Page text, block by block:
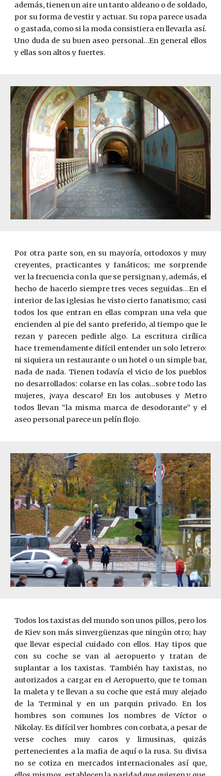
además, tienen un aire un tanto aldeano o de soldado,
por su forma de vestir y actuar. Su ropa parece usada
o gastada, como si la moda consistiera en llevarla así.
Uno duda de su buen aseo personal…En general ellos
y ellas son altos y fuertes.
Por otra parte son, en su mayoría, ortodoxos y muy
creyentes, practicantes y fanáticos; me sorprende
ver la frecuencia con la que se persignan y, además, el
hecho de hacerlo siempre tres veces seguidas...En el
interior de las iglesias he visto cierto fanatismo; casi
todos los que entran en ellas compran una vela que
encienden al pie del santo preferido, al tiempo que le
rezan y parecen pedirle algo. La escritura cirílica
hace tremendamente difícil entender un solo letrero:
ni siquiera un restaurante o un hotel o un simple bar,
nada de nada. Tienen todavía el vicio de los pueblos
no desarrollados: colarse en las colas…sobre todo las
mujeres, ¡vaya descaro! En los autobuses y Metro
todos llevan “la misma marca de desodorante” y el
aseo personal parece un pelín flojo.
Todos los taxistas del mundo son unos pillos, pero los
de Kiev son más sinvergüenzas que ningún otro; hay
que llevar especial cuidado con ellos. Hay tipos que
con su coche se van al aeropuerto y tratan de
suplantar a los taxistas. También hay taxistas, no
autorizados a cargar en el Aeropuerto, que te toman
la maleta y te llevan a su coche que está muy alejado
de la Terminal y en un parquin privado. En los
hombres son comunes los nombres de Víctor o
Nikolay. Es difícil ver hombres con corbata, a pesar de
verse coches muy caros y limusinas, quizás
pertenecientes a la mafia de aquí o la rusa. Su divisa
no se cotiza en mercados internacionales así que,